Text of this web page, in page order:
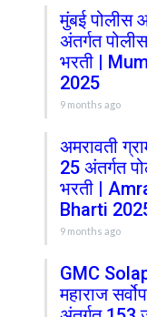
मुंबई पोलीस
अंतर्गत
भरती |
2025
9 months ago
अमरावती
25 अंतर्गत
भरती |
Bharti
9 months ago
GMC
महाराज